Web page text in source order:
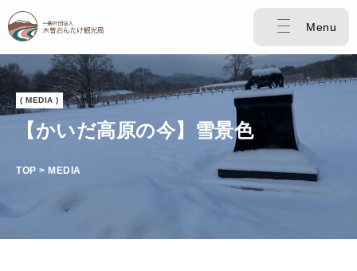
Menu
( MEDIA )
【かいだ高原の今】雪景色
TOP > MEDIA